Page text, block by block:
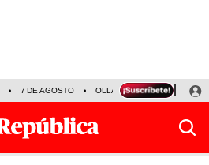
7 DE AGOSTO OLLANTA HUMALA